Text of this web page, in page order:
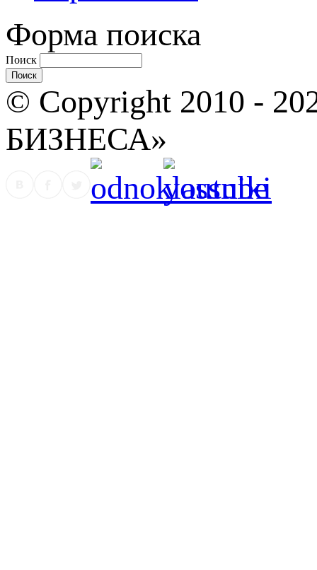
Форма поиска
Поиск
© Copyright 2010 -
БИЗНЕСА»